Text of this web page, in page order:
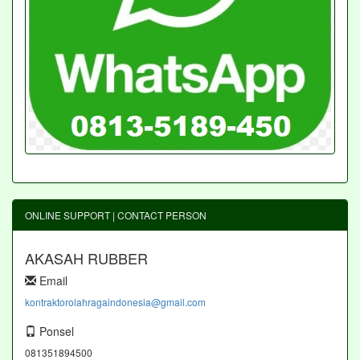
ONLINE SUPPORT | CONTACT PERSON
AKASAH RUBBER
Email
kontraktorolahragaindonesia@gmail.com
Ponsel
081351894500